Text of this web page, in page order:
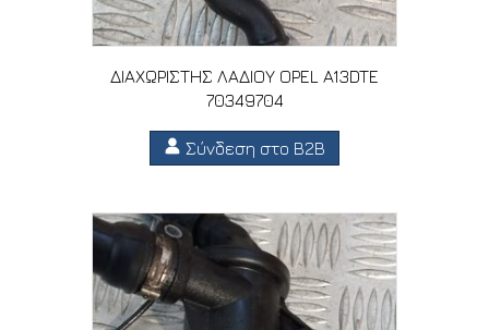
ΔΙΑΧΩΡΙΣΤΗΣ ΛΑΔΙΟΥ OPEL A13DTE
70349704
Σύνδεση στο B2B